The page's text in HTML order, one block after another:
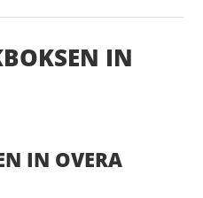
IN
IN OVERA